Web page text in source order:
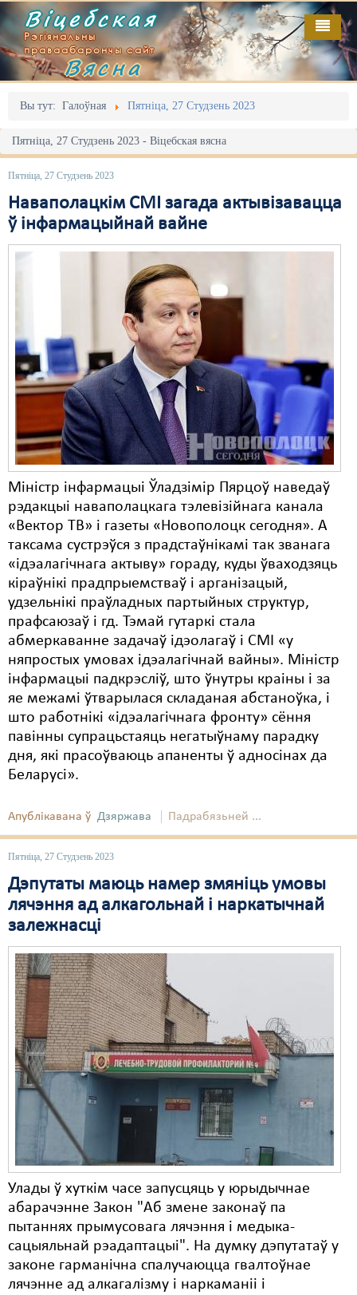
Віцебская
Рэгіянальны
праваабарончы сайт
Вясна
Вы тут: Галоўная Пятніца, 27 Студзень 2023
Пятніца, 27 Студзень 2023 - Віцебская вясна
Пятніца, 27 Студзень 2023
Наваполацкім СМІ загада актывізавацца
ў інфармацыйнай вайне
Міністр інфармацыі Ўладзімір Пярцоў наведаў
рэдакцыі наваполацкага тэлевізійнага канала
«Вектор ТВ» і газеты «Новополоцк сегодня». А
таксама сустрэўся з прадстаўнікамі так званага
«ідэалагічнага актыву» гораду, куды ўваходзяць
кіраўнікі прадпрыемстваў і арганізацый,
удзельнікі праўладных партыйных структур,
прафсаюзаў і гд. Тэмай гутаркі стала
абмеркаванне задачаў ідэолагаў і СМІ «у
няпростых умовах ідэалагічнай вайны». Міністр
інфармацыі падкрэсліў, што ўнутры краіны і за
яе межамі ўтварылася складаная абстаноўка, і
што работнікі «ідэалагічнага фронту» сёння
павінны супрацьстаяць негатыўнаму парадку
дня, які прасоўваюць апаненты ў адносінах да
Беларусі».
Апублікавана ў Дзяржава Падрабязьней ...
Пятніца, 27 Студзень 2023
Дэпутаты маюць намер змяніць умовы
лячэння ад алкагольнай і наркатычнай
залежнасці
Улады ў хуткім часе запусцяць у юрыдычнае
абарачэнне Закон "Аб змене законаў па
пытаннях прымусовага лячэння і медыка-
сацыяльнай рэадаптацыі". На думку дэпутатаў у
законе гарманічна спалучаюцца гвалтоўнае
лячэнне ад алкагалізму і наркаманіі і
Галоўная
Адміністрацыйны перасьлед
Акцыі
Выбары
Грамадзянскія ініцыятывы
Карная псыхіятрыя
КПЧ ААН
Культурныя правы
ЛПП
Мігранты
Мірныя сходы
Палітвязьні
Праваабаронцы
Правы дзіцяці
Пэнітэнцыярная сыстэма
Распальваньне варожасьці
Свабода слова
Свабода сумленьня
Сьмяротнае пакараньне
Правы працоўных
Сацыяльныя правы
Выданьні
Відэа
Пра нас
RSS